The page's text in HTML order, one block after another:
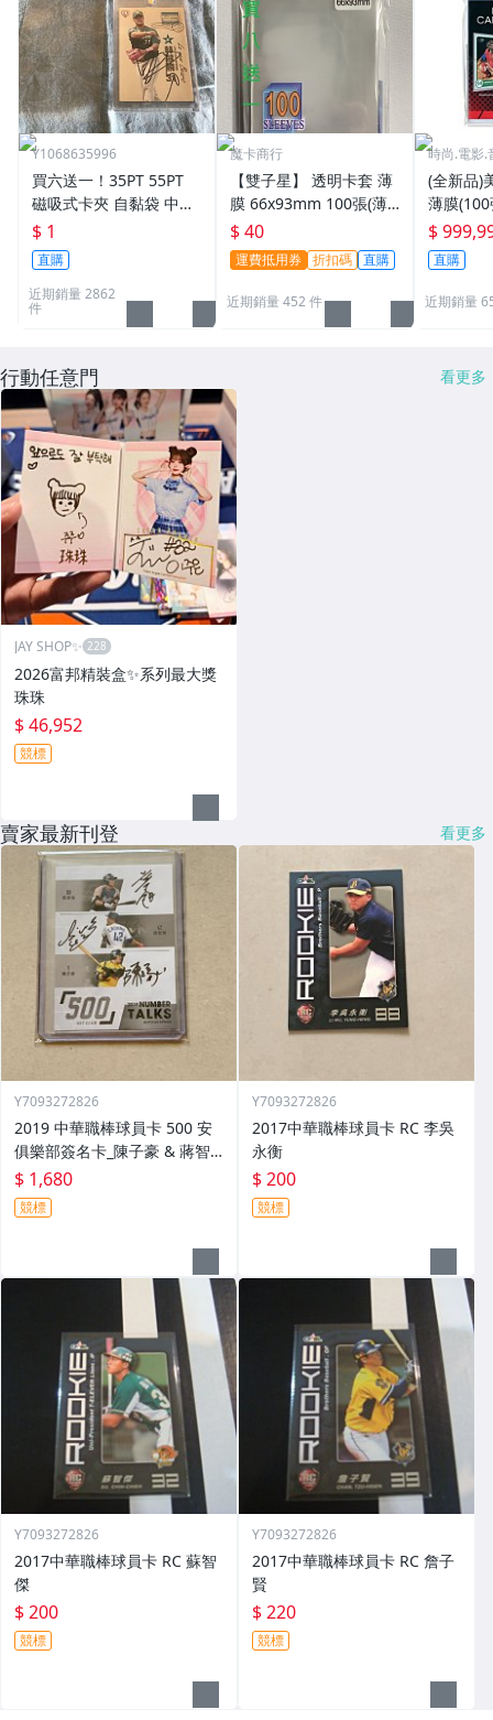
Y1068635996
買六送一！35PT 55PT
磁吸式卡夾 自黏袋 中華
職棒球員卡 遊戲王 寶可
夢PTCG 漫威 ultra pro
可用
$ 1
直購
近期銷量 2862
件
魔卡商行
【雙子星】 透明卡套 薄
膜 66x93mm 100張(薄)
適用 BBM MLB Topps C
PBL 球員卡
$ 40
運費抵用券 折扣碼 直購
近期銷量 452 件
時尚.電影.
(全新品)
薄膜
次到貨
$
直購
近期銷量
行動任意門 看更多
JAY SHOP✨
2026富邦精裝盒✨系列最大獎
珠珠
$ 46,952
競標
賣家最新刊登 看更多
Y7093272826
2019 中華職棒球員卡 500 安
俱樂部簽名卡_陳子豪 & 蔣智
賢 & 藍寅倫
$ 1,680
競標
Y7093272826
2017中華職棒球員卡 RC 李吳
永衡
$ 200
競標
Y7093272826
2017中華職棒球員卡 RC 蘇智
傑
$ 200
競標
Y7093272826
2017中華職棒球員卡 RC 詹子
賢
$ 220
競標